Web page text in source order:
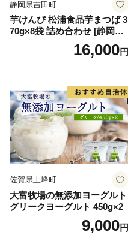
静岡県吉田町
芋けんぴ 松浦食品芋まつば 3
70g×8袋 詰め合わせ [静岡伊
勢丹(松浦食品) 静岡県 吉田町
22424274] 芋ケンピ セット
16,000円
佐賀県上峰町
大富牧場の無添加ヨーグルト
グリークヨーグルト 450g×2
9,000円